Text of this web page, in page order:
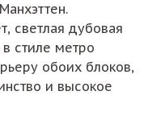
светлая дубовая
в стиле метро
обоих блоков,
и высокое